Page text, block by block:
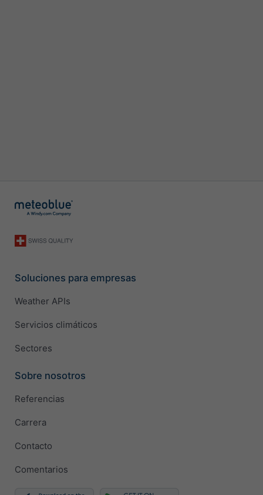
Soluciones para empresas
Weather APIs
Servicios climáticos
Sectores
Sobre nosotros
Referencias
Carrera
Contacto
Comentarios